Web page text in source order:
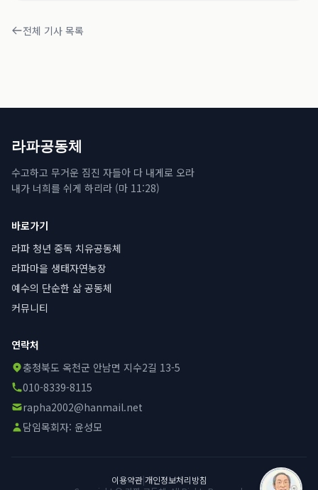
전체 기사 목록
라파공동체
수고하고 무거운 짐진 자들아 다 내게로 오라
내가 너희를 쉬게 하리라 (마 11:28)
바로가기
라파 청년 중독 치유공동체
라파마을 생태자연농장
예수의 단순한 삶 공동체
커뮤니티
연락처
충청북도 옥천군 안남면 지수2길 13-5
010-8339-8115
rapha2002@hanmail.net
담임목회자: 윤성모
이용약관|개인정보처리방침